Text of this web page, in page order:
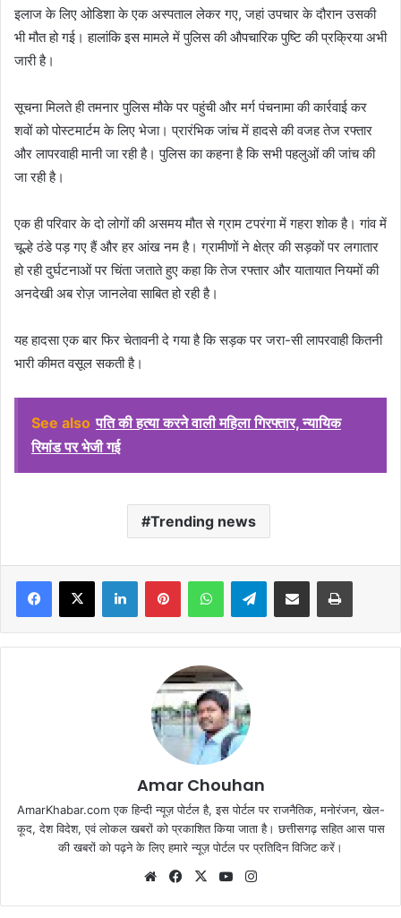
इलाज के लिए ओडिशा के एक अस्पताल लेकर गए, जहां उपचार के दौरान उसकी
भी मौत हो गई। हालांकि इस मामले में पुलिस की औपचारिक पुष्टि की प्रक्रिया अभी
जारी है।
सूचना मिलते ही तमनार पुलिस मौके पर पहुंची और मर्ग पंचनामा की कार्रवाई कर
शवों को पोस्टमार्टम के लिए भेजा। प्रारंभिक जांच में हादसे की वजह तेज रफ्तार
और लापरवाही मानी जा रही है। पुलिस का कहना है कि सभी पहलुओं की जांच की
जा रही है।
एक ही परिवार के दो लोगों की असमय मौत से ग्राम टपरंगा में गहरा शोक है। गांव में
चूल्हे ठंडे पड़ गए हैं और हर आंख नम है। ग्रामीणों ने क्षेत्र की सड़कों पर लगातार
हो रही दुर्घटनाओं पर चिंता जताते हुए कहा कि तेज रफ्तार और यातायात नियमों की
अनदेखी अब रोज़ जानलेवा साबित हो रही है।
यह हादसा एक बार फिर चेतावनी दे गया है कि सड़क पर जरा-सी लापरवाही कितनी
भारी कीमत वसूल सकती है।
See also पति की हत्या करने वाली महिला गिरफ्तार, न्यायिक
रिमांड पर भेजी गई
Trending news
Facebook
X LinkedInPinterestWhatsAppTelegramShare via Email Print
Amar Chouhan
AmarKhabar.com एक हिन्दी न्यूज़ पोर्टल है, इस पोर्टल पर राजनैतिक, मनोरंजन, खेल-
कूद, देश विदेश, एवं लोकल खबरों को प्रकाशित किया जाता है। छत्तीसगढ़ सहित आस पास
की खबरों को पढ़ने के लिए हमारे न्यूज़ पोर्टल पर प्रतिदिन विजिट करें।
WebsiteFacebook
X YouTube